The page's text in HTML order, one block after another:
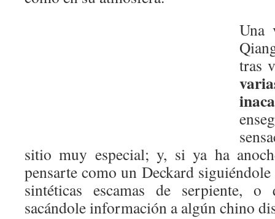
Una
tras
sitio muy especial; y, si ya ha
pensarte como un Deckard
sintéticas escamas de serpiente,
sacándole información a algún chino